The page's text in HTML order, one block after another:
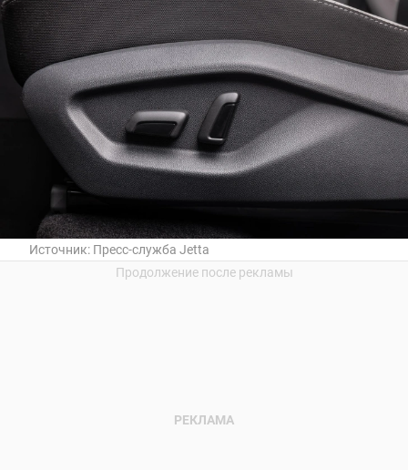
Источник: Пресс-служба Jetta